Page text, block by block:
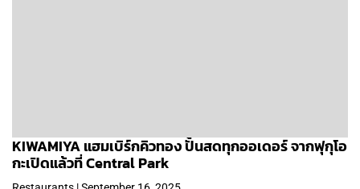
KIWAMIYA แฮมเบิร์กคิวทอง ปั้นสดทุกออเดอร์ จากฟุกุโอ
กะเปิดแล้วที่ Central Park